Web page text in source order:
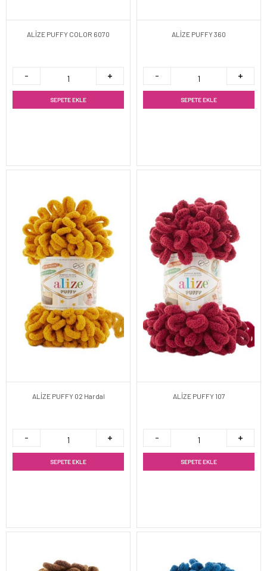
ALİZE PUFFY COLOR 6070
SEPETE EKLE
ALİZE PUFFY 360
SEPETE EKLE
ALİZE PUFFY 02 Hardal
SEPETE EKLE
ALİZE PUFFY 107
SEPETE EKLE